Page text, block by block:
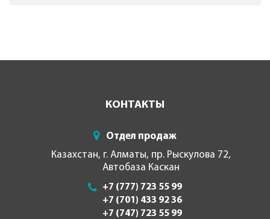
КОНТАКТЫ
Отдел продаж
Казахстан, г. Алматы, пр. Рыскулова 72,
Автобаза Каскан
+7 (777) 723 55 99
+7 (701) 433 92 36
+7 (747) 723 55 99